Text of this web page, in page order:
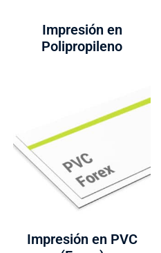
Impresión en
Polipropileno
Impresión en PVC